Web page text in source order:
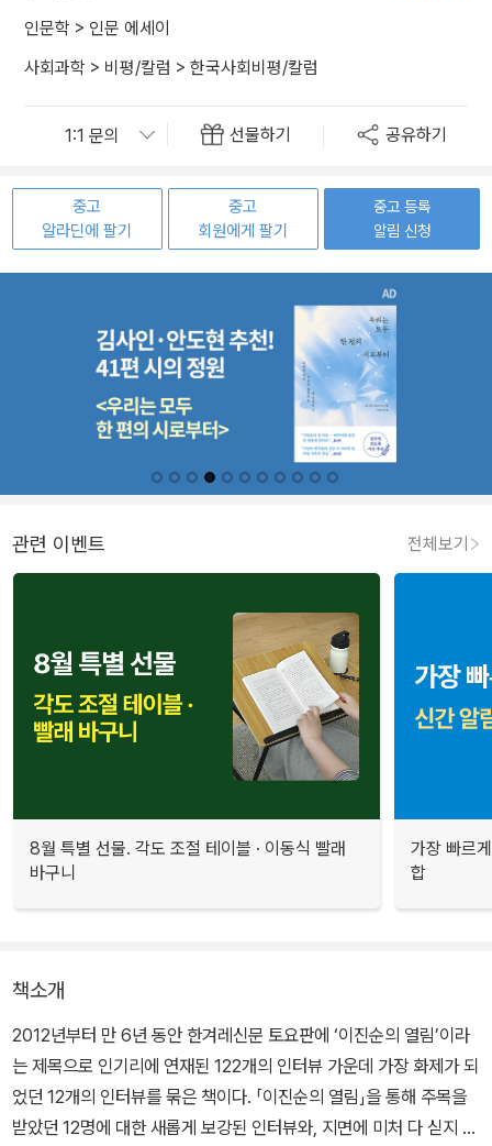
인문학 > 인문 에세이
사회과학 > 비평/칼럼 > 한국사회비평/칼럼
선물하기 공유하기
중고
알라딘에 팔기
중고
회원에게 팔기
중고 등록
알림 신청
관련 이벤트 전체보기
8월 특별 선물. 각도 조절 테이블 · 이동식 빨래
바구니
가장 빠르
합
책소개
2012년부터 만 6년 동안 한겨레신문 토요판에 ‘이진순의 열림’이라
는 제목으로 인기리에 연재된 122개의 인터뷰 가운데 가장 화제가 되
었던 12개의 인터뷰를 묶은 책이다. 「이진순의 열림」을 통해 주목을
받았던 12명에 대한 새롭게 보강된 인터뷰와, 지면에 미처 다 싣지 못